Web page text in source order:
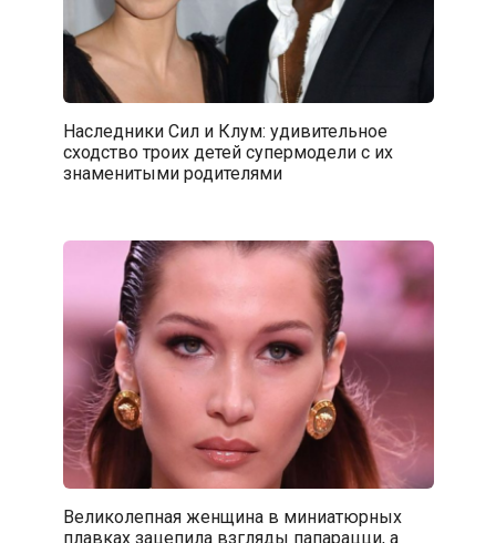
Наследники Сил и Клум: удивительное
сходство троих детей супермодели с их
знаменитыми родителями
Великолепная женщина в миниатюрных
плавках зацепила взгляды папарацци, а